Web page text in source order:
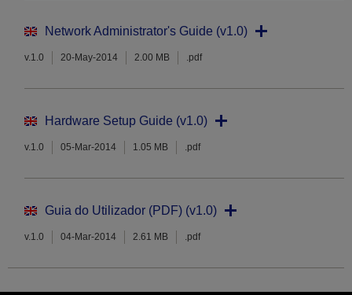
Network Administrator's Guide (v1.0)
v.1.0 20-May-2014 2.00 MB .pdf
Hardware Setup Guide (v1.0)
v.1.0 05-Mar-2014 1.05 MB .pdf
Guia do Utilizador (PDF) (v1.0)
v.1.0 04-Mar-2014 2.61 MB .pdf